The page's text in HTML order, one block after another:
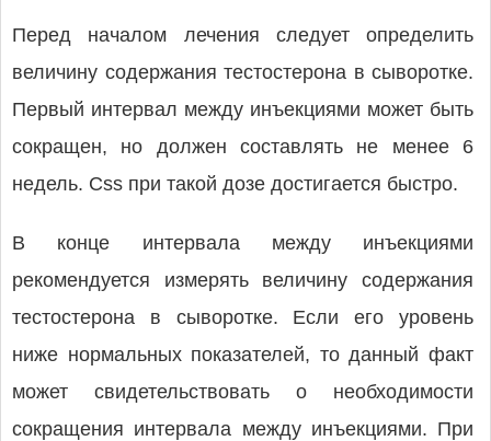
Перед началом лечения следует определить
величину содержания тестостерона в сыворотке.
Первый интервал между инъекциями может быть
сокращен, но должен составлять не менее 6
недель. Css при такой дозе достигается быстро.
В конце интервала между инъекциями
рекомендуется измерять величину содержания
тестостерона в сыворотке. Если его уровень
ниже нормальных показателей, то данный факт
может свидетельствовать о необходимости
сокращения интервала между инъекциями. При